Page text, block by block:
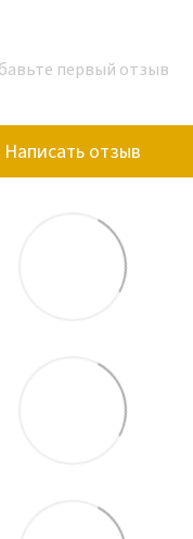
первый отзыв
Написать отзыв